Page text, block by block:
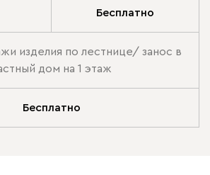
Бесплатно
изделия по лестнице/ занос в
дом на 1 этаж
Бесплатно